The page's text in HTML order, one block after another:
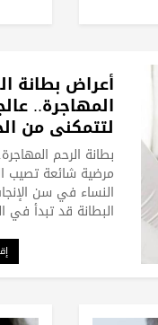
أعراض بطانة
المهاجرة..
لتتمكني من
بطانة الرحم
مرضية شائعة تصيب
النساء في سن
البطانة قد تبدأ في